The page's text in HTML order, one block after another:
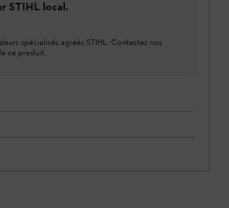
STIHL local.
spécialisés agréés STIHL. Contactez nos
ce produit.